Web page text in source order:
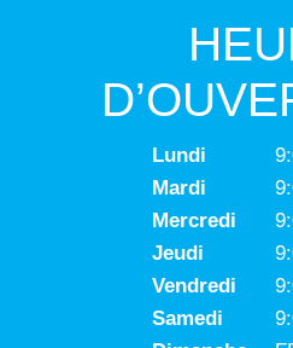
Lundi
Mardi
Mercredi
Jeudi
Vendredi
Samedi